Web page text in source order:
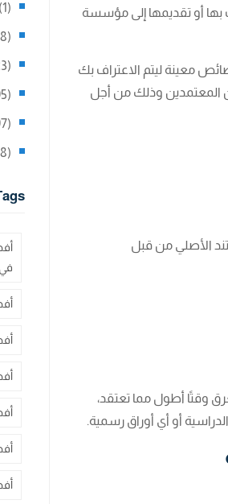
بها أو تقديمها إلى مؤسسة
معينة ليتم الاعتراف بك
المعتمدين وذلك من أجل
الأصلي من قبل
وقتًا أطول مما تعتقد،
أو أي أوراق رسمية.
(1)
(8)
(23)
(95)
(1,597)
(118)